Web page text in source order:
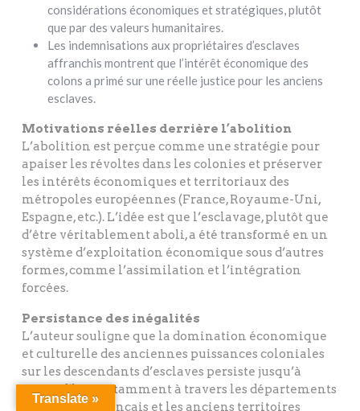
considérations économiques et stratégiques, plutôt
que par des valeurs humanitaires.
Les indemnisations aux propriétaires d’esclaves
affranchis montrent que l’intérêt économique des
colons a primé sur une réelle justice pour les anciens
esclaves.
Motivations réelles derrière l’abolition
L’abolition est perçue comme une stratégie pour
apaiser les révoltes dans les colonies et préserver
les intérêts économiques et territoriaux des
métropoles européennes (France, Royaume-Uni,
Espagne, etc.). L’idée est que l’esclavage, plutôt que
d’être véritablement aboli, a été transformé en un
système d’exploitation économique sous d’autres
formes, comme l’assimilation et l’intégration
forcées.
Persistance des inégalités
L’auteur souligne que la domination économique
et culturelle des anciennes puissances coloniales
sur les descendants d’esclaves persiste jusqu’à
aujourd’hui, notamment à travers les départements
d’outre-mer français et les anciens territoires
Translate »